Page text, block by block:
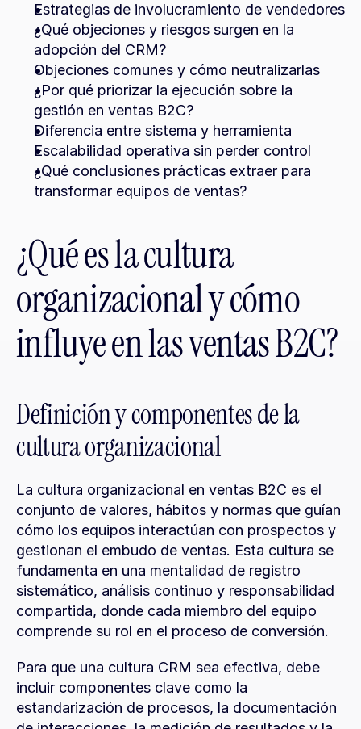
Estrategias de involucramiento de vendedores
¿Qué objeciones y riesgos surgen en la
adopción del CRM?
Objeciones comunes y cómo neutralizarlas
¿Por qué priorizar la ejecución sobre la
gestión en ventas B2C?
Diferencia entre sistema y herramienta
Escalabilidad operativa sin perder control
¿Qué conclusiones prácticas extraer para
transformar equipos de ventas?
¿Qué es la cultura
organizacional y cómo
influye en las ventas B2C?
Definición y componentes de la
cultura organizacional
La cultura organizacional en ventas B2C es el
conjunto de valores, hábitos y normas que guían
cómo los equipos interactúan con prospectos y
gestionan el embudo de ventas. Esta cultura se
fundamenta en una mentalidad de registro
sistemático, análisis continuo y responsabilidad
compartida, donde cada miembro del equipo
comprende su rol en el proceso de conversión.
Para que una cultura CRM sea efectiva, debe
incluir componentes clave como la
estandarización de procesos, la documentación